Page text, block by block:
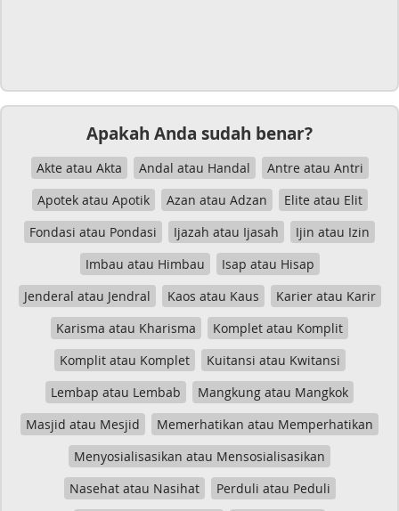
Apakah Anda sudah benar?
Akte atau Akta Andal atau Handal
Antre atau Antri
Apotek atau Apotik
Azan atau Adzan
Elite atau Elit
Fondasi atau Pondasi
Ijazah atau Ijasah
Ijin atau Izin
Imbau atau Himbau
Isap atau Hisap
Jenderal atau Jendral
Kaos atau Kaus
Karier atau Karir
Karisma atau Kharisma
Komplet atau Komplit
Komplit atau Komplet
Kuitansi atau Kwitansi
Lembap atau Lembab
Mangkung atau Mangkok
Masjid atau Mesjid
Memerhatikan atau Memperhatikan
Menyosialisasikan atau Mensosialisasikan
Nasehat atau Nasihat
Perduli atau Peduli